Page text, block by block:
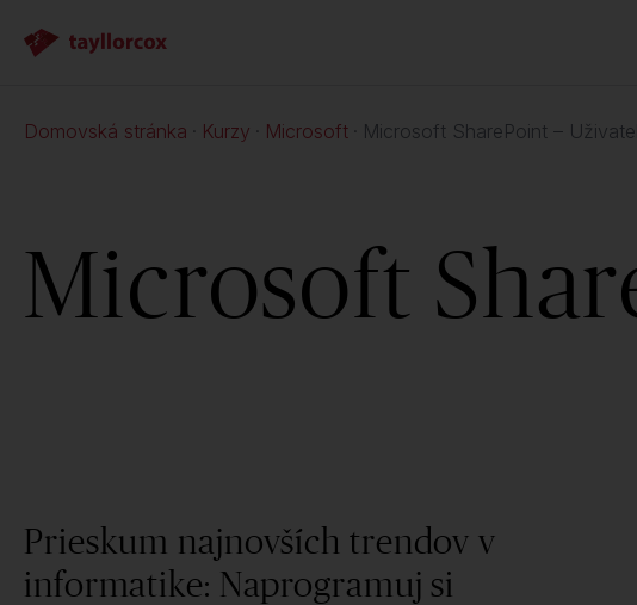
Domovská stránka Kurzy Microsoft Microsoft SharePoint – Uživatel
Microsoft
Prieskum najnovších trendov v
informatike: Naprogramuj si